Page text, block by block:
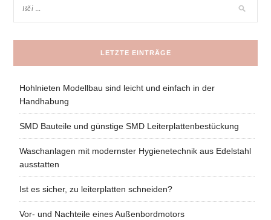
LETZTE EINTRÄGE
Hohlnieten Modellbau sind leicht und einfach in der
Handhabung
SMD Bauteile und günstige SMD Leiterplattenbestückung
Waschanlagen mit modernster Hygienetechnik aus Edelstahl
ausstatten
Ist es sicher, zu leiterplatten schneiden?
Vor- und Nachteile eines Außenbordmotors